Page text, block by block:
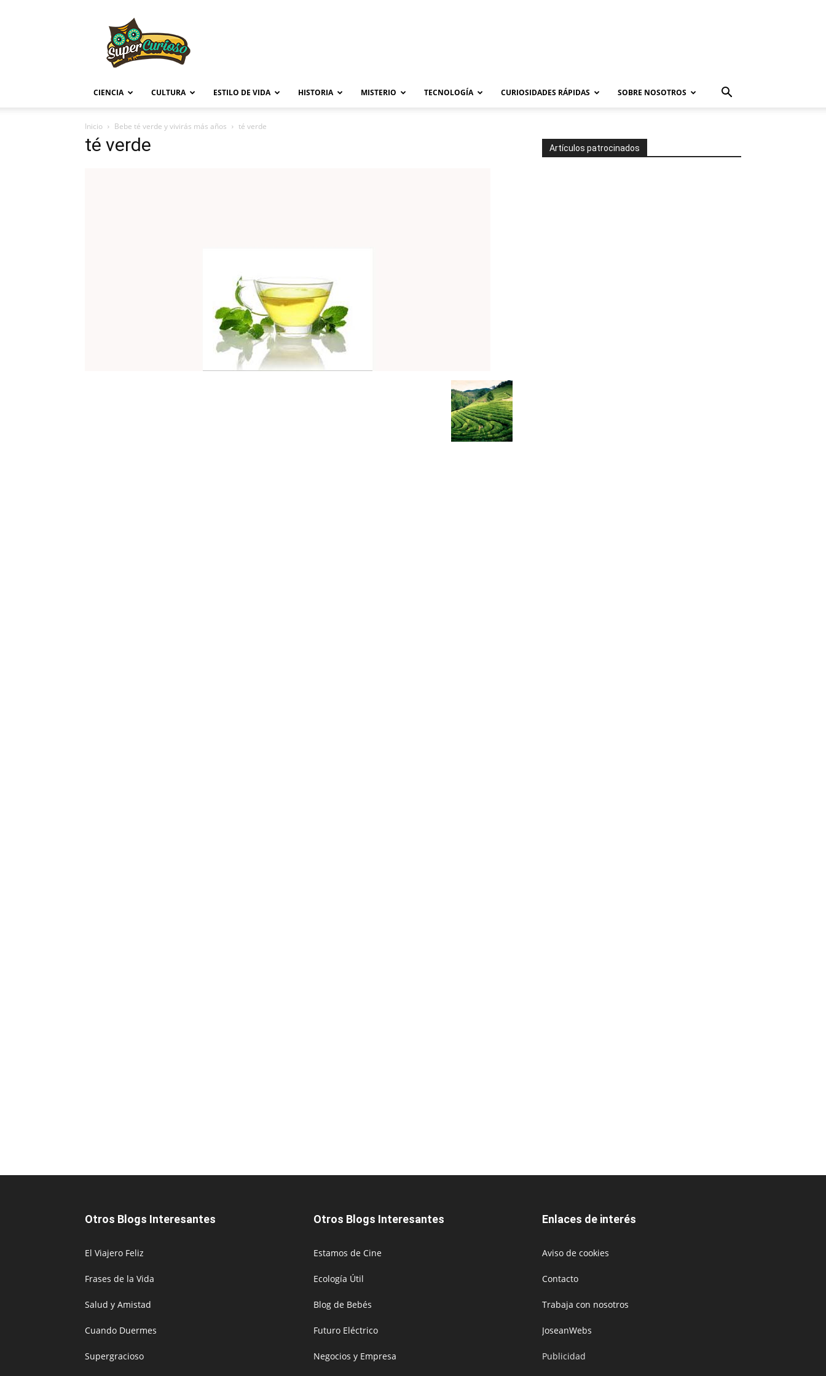
CIENCIA CULTURA ESTILO DE VIDA HISTORIA MISTERIO TECNOLOGÍA CURIOSIDADES RÁPIDAS SOBRE NOSOTROS
Inicio Bebe té verde y vivirás más años té verde
té verde Artículos patrocinados
Otros Blogs Interesantes
El Viajero Feliz
Frases de la Vida
Salud y Amistad
Cuando Duermes
Supergracioso
Otros Blogs Interesantes
Estamos de Cine
Ecología Útil
Blog de Bebés
Futuro Eléctrico
Negocios y Empresa
Enlaces de interés
Aviso de cookies
Contacto
Trabaja con nosotros
JoseanWebs
Publicidad